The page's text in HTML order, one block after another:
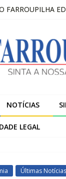
FARROUPILHA
à distância: “O
Publicações Legais
NOTÍCIAS
LEGAL
Últimas Notícias